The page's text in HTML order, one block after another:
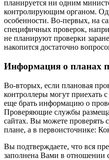
планируется ни одним
контролирующим органом.
особенности. Во-первых, на
специфичных проверок,
не планируют проверки
накопится достаточно
Информация о планах
Во-вторых, если плановая
контроллеры могут приехать
еще брать информацию о
Проверяющие службы
сайтах. Вы можете проверять
плане, а в первоисточнике:
Вы подтверждаете, что вся
заполнена Вами в отношении